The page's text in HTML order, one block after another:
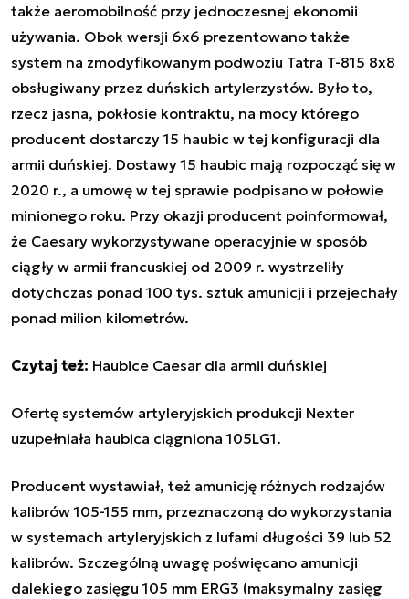
także aeromobilność przy jednoczesnej ekonomii
używania. Obok wersji 6x6 prezentowano także
system na zmodyfikowanym podwoziu Tatra T-815 8x8
obsługiwany przez duńskich artylerzystów. Było to,
rzecz jasna, pokłosie kontraktu, na mocy którego
producent dostarczy 15 haubic w tej konfiguracji dla
armii duńskiej. Dostawy 15 haubic mają rozpocząć się w
2020 r., a umowę w tej sprawie podpisano w połowie
minionego roku. Przy okazji producent poinformował,
że Caesary wykorzystywane operacyjnie w sposób
ciągły w armii francuskiej od 2009 r. wystrzeliły
dotychczas ponad 100 tys. sztuk amunicji i przejechały
ponad milion kilometrów.
Czytaj też: Haubice Caesar dla armii duńskiej
Ofertę systemów artyleryjskich produkcji Nexter
uzupełniała haubica ciągniona 105LG1.
Producent wystawiał, też amunicję różnych rodzajów
kalibrów 105-155 mm, przeznaczoną do wykorzystania
w systemach artyleryjskich z lufami długości 39 lub 52
kalibrów. Szczególną uwagę poświęcano amunicji
dalekiego zasięgu 105 mm ERG3 (maksymalny zasięg